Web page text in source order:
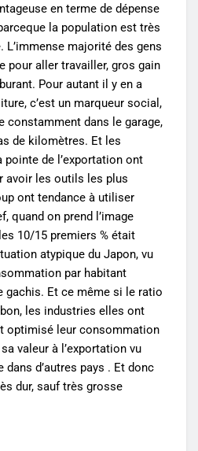
en terme de dépense
la population est très
L’immense majorité des gens
pour aller travailler, gros gain
Pour autant il y en a
c’est un marqueur social,
constamment dans le garage,
de kilomètres. Et les
de l’exportation ont
avoir les outils les plus
ont tendance à utiliser
quand on prend l’image
10/15 premiers % était
atypique du Japon, vu
par habitant
gachis. Et ce même si le ratio
les industries elles ont
optimisé leur consommation
valeur à l’exportation vu
dans d’autres pays . Et donc
dur, sauf très grosse